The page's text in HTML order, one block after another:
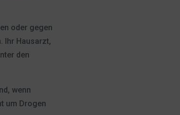
oder gegen
Ihr Hausarzt,
den
wenn
um Drogen